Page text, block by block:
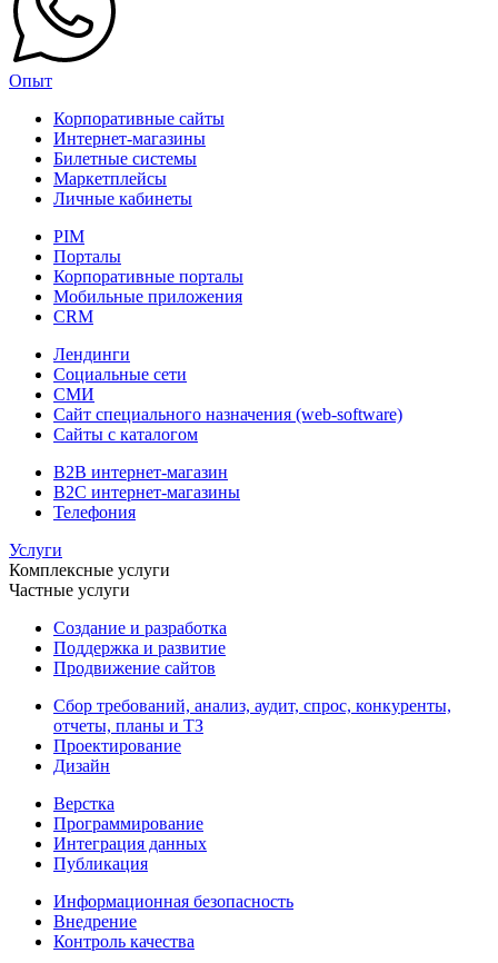
Опыт
Корпоративные сайты
Интернет-магазины
Билетные системы
Маркетплейсы
Личные кабинеты
PIM
Порталы
Корпоративные порталы
Мобильные приложения
CRM
Лендинги
Социальные сети
СМИ
Сайт специального назначения (web-software)
Сайты с каталогом
B2B интернет-магазин
B2C интернет-магазины
Телефония
Услуги
Комплексные услуги
Частные услуги
Создание и разработка
Поддержка и развитие
Продвижение сайтов
Сбор требований, анализ, аудит, спрос, конкуренты,
отчеты, планы и ТЗ
Проектирование
Дизайн
Верстка
Программирование
Интеграция данных
Публикация
Информационная безопасность
Внедрение
Контроль качества